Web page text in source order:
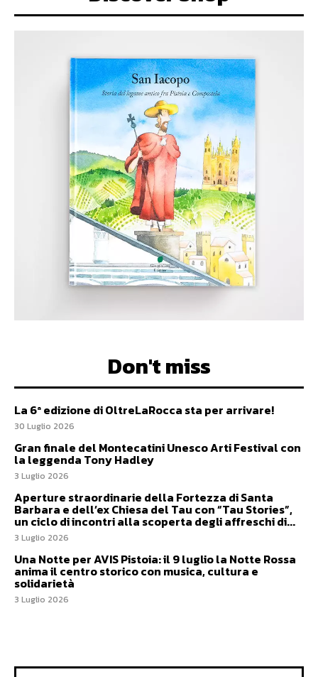
Don't miss
La 6ª edizione di OltreLaRocca sta per arrivare!
30 Luglio 2026
Gran finale del Montecatini Unesco Arti Festival con
la leggenda Tony Hadley
3 Luglio 2026
Aperture straordinarie della Fortezza di Santa
Barbara e dell’ex Chiesa del Tau con “Tau Stories”,
un ciclo di incontri alla scoperta degli affreschi di...
3 Luglio 2026
Una Notte per AVIS Pistoia: il 9 luglio la Notte Rossa
anima il centro storico con musica, cultura e
solidarietà
3 Luglio 2026